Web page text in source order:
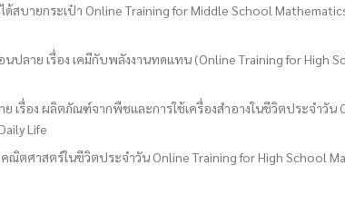
ายกระเป๋า Online Training for Middle School
ลาย เรื่อง เคมีกับพลังงานทดแทน (Online Training for High
รื่อง ผลิตภัณฑ์จากพืชและการใช้เครื่องสำอางในชีวิตประจำวัน
Life
ตศาสตร์ในชีวิตประจำวัน Online Training for High School